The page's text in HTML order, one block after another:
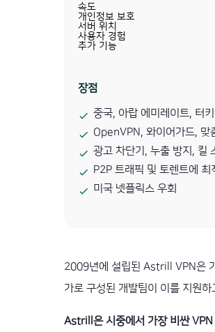
속도
개인정보 보호
서버 위치
사용자 경험
추가 기능
장점
중국, 아랍 에미레이트, 터
OpenVPN, 와이어가드, 맞
광고 차단기, 누출 방지, 킬
P2P 트래픽 및 토렌트에 최
미국 넷플릭스 우회
2009년에 설립된 Astrill VPN은
가로 구성된 개발팀이 이를 지원하
Astrill은 시중에서 가장 비싼 VPN